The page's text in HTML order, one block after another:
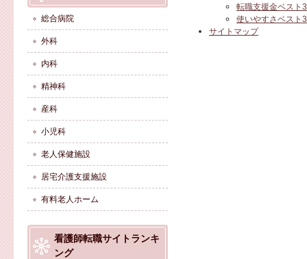
転職支援金ベスト3
使いやすさベスト3
サイトマップ
総合病院
外科
内科
精神科
産科
小児科
老人保健施設
居宅介護支援施設
有料老人ホーム
看護師転職サイトランキ
ング